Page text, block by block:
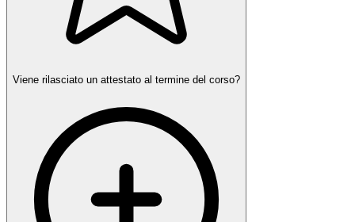
Viene rilasciato un attestato al termine del corso?